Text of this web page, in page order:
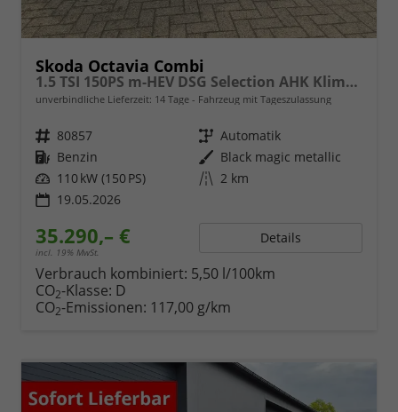
Skoda Octavia Combi
1.5 TSI 150PS m-HEV DSG Selection AHK Klimaautomatik ACC PDC v+h Rückf.Kamera Sitzheizung TWA Apple CarPlay Android Auto 16"LM
unverbindliche Lieferzeit: 14 Tage Fahrzeug mit Tageszulassung
Fahrzeugnr. 80857 Getriebe Automatik
Kraftstoff Benzin Außenfarbe Black magic metallic
Leistung 110 kW (150 PS) Kilometerstand 2 km
19.05.2026
35.290,– €
incl. 19% MwSt.
Details
Verbrauch kombiniert: 5,50 l/100km
CO2-Klasse: D
CO2-Emissionen: 117,00 g/km